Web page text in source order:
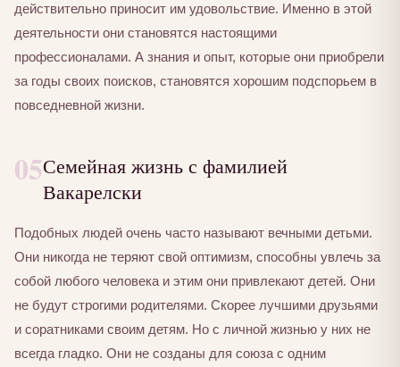
действительно приносит им удовольствие. Именно в этой
деятельности они становятся настоящими
профессионалами. А знания и опыт, которые они приобрели
за годы своих поисков, становятся хорошим подспорьем в
повседневной жизни.
05Семейная жизнь с фамилией
Вакарелски
Подобных людей очень часто называют вечными детьми.
Они никогда не теряют свой оптимизм, способны увлечь за
собой любого человека и этим они привлекают детей. Они
не будут строгими родителями. Скорее лучшими друзьями
и соратниками своим детям. Но с личной жизнью у них не
всегда гладко. Они не созданы для союза с одним